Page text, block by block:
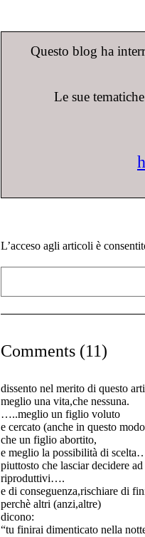
Questo blog ha
Le sue
L’acceso agli articoli è
Comments (11)
dissento nel merito di questo
meglio una vita,che nessuna.
…..meglio un figlio voluto
e cercato (anche in questo
che un figlio abortito,
e meglio la possibilità di
piuttosto che lasciar decidere
riproduttivi….
e di conseguenza,rischiare di
perchè altri (anzi,altre)
dicono:
“tu finirai dimenticato nella